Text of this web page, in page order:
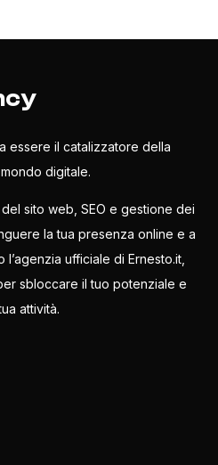
essere il catalizzatore della
digitale.
sito web, SEO e gestione dei
la tua presenza online e a
ufficiale di Ernesto.it,
sbloccare il tuo potenziale e
attività.